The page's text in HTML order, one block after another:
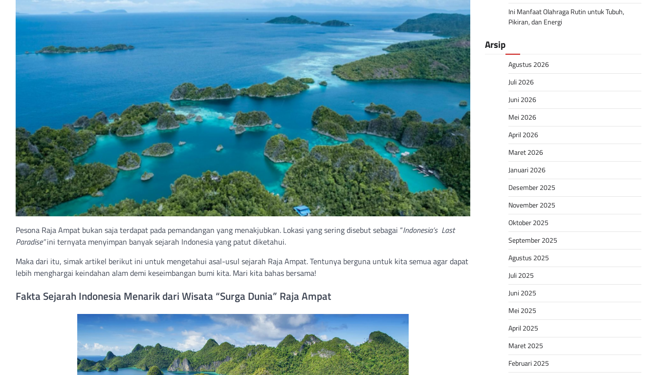
Pesona Raja Ampat bukan saja terdapat pada pemandangan yang menakjubkan. Lokasi yang sering disebut sebagai “Indonesia’s Last
Paradise”ini ternyata menyimpan banyak sejarah Indonesia yang patut diketahui.
Maka dari itu, simak artikel berikut ini untuk mengetahui asal-usul sejarah Raja Ampat. Tentunya berguna untuk kita semua agar dapat
lebih menghargai keindahan alam demi keseimbangan bumi kita. Mari kita bahas bersama!
Fakta Sejarah Indonesia Menarik dari Wisata “Surga Dunia” Raja Ampat
Ini Manfaat Olahraga Rutin untuk Tubuh,
Pikiran, dan Energi
Arsip
Agustus 2026
Juli 2026
Juni 2026
Mei 2026
April 2026
Maret 2026
Januari 2026
Desember 2025
November 2025
Oktober 2025
September 2025
Agustus 2025
Juli 2025
Juni 2025
Mei 2025
April 2025
Maret 2025
Februari 2025